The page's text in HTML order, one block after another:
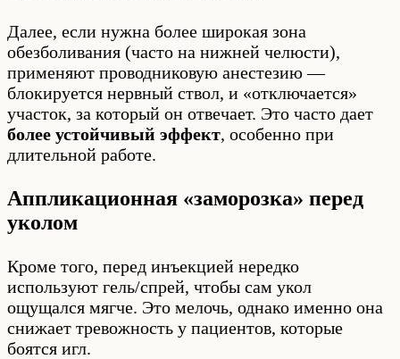
Далее, если нужна более широкая зона
обезболивания (часто на нижней челюсти),
применяют проводниковую анестезию —
блокируется нервный ствол, и «отключается»
участок, за который он отвечает. Это часто дает
более устойчивый эффект, особенно при
длительной работе.
Аппликационная «заморозка» перед
уколом
Кроме того, перед инъекцией нередко
используют гель/спрей, чтобы сам укол
ощущался мягче. Это мелочь, однако именно она
снижает тревожность у пациентов, которые
боятся игл.